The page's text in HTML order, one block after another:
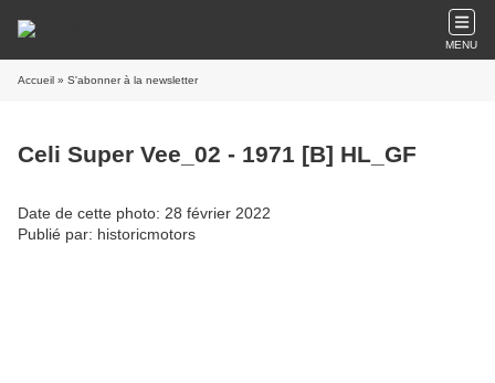
MENU
Accueil » S'abonner à la newsletter
Celi Super Vee_02 - 1971 [B] HL_GF
Date de cette photo: 28 février 2022
Publié par: historicmotors